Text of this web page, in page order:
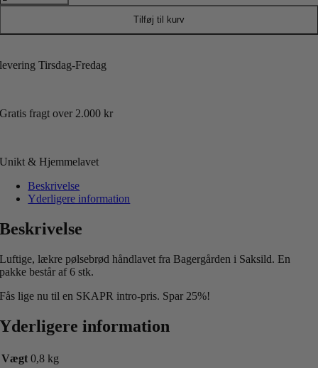
Tilføj til kurv
levering Tirsdag-Fredag
Gratis fragt over 2.000 kr
Unikt & Hjemmelavet
Beskrivelse
Yderligere information
Beskrivelse
Luftige, lækre pølsebrød håndlavet fra Bagergården i Saksild. En
pakke består af 6 stk.
Fås lige nu til en SKAPR intro-pris. Spar 25%!
Yderligere information
Vægt 0,8 kg